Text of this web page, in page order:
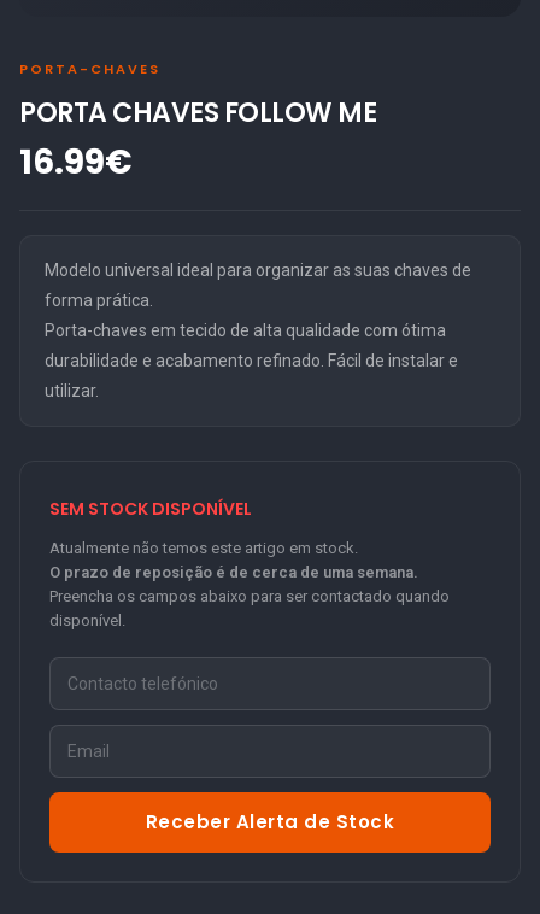
PORTA-CHAVES
PORTA CHAVES FOLLOW ME
16.99€
Modelo universal ideal para organizar as suas chaves de
forma prática.
Porta-chaves em tecido de alta qualidade com ótima
durabilidade e acabamento refinado. Fácil de instalar e
utilizar.
SEM STOCK DISPONÍVEL
Atualmente não temos este artigo em stock.
O prazo de reposição é de cerca de uma semana.
Preencha os campos abaixo para ser contactado quando
disponível.
Receber Alerta de Stock